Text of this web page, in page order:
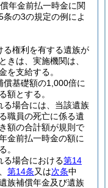
年金前払一時金に関
の3の規定の例によ
る権利を有する遺族が
きは、実施機関は、
を支給する。
基礎額の1,000倍に
額とする。
る場合には、当該遺族
職員の死亡に係る遺
額の合計額が規則で
金前払一時金の額に
。
る場合における第14
第14条又は次条中
族補償年金及び遺族